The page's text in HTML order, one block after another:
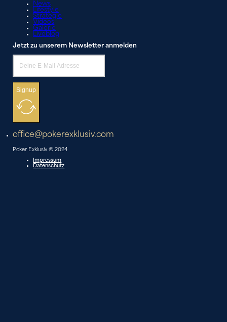
News
Lifestyle
Strategie
Videos
Galerie
Liveblog
Jetzt zu unserem Newsletter anmelden
Signup
office@pokerexklusiv.com
Poker Exklusiv © 2024
Impressum
Datenschutz